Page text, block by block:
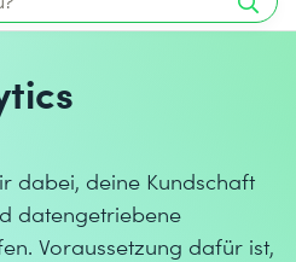
dabei, deine Kundschaft
datengetriebene
Voraussetzung dafür ist,